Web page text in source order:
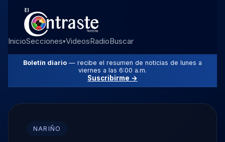
InicioSecciones▾VideosRadioBuscar
Boletín diario — recibe el resumen de noticias de lunes a
viernes a las 6:00 a.m.
Suscribirme →
NARIÑO